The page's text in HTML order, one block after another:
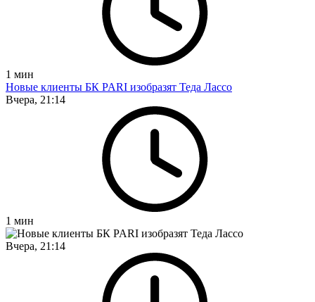
1 мин
Новые клиенты БК PARI изобразят Теда Лассо
Вчера, 21:14
1 мин
Вчера, 21:14